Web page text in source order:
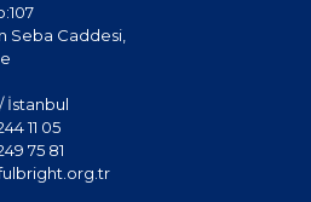
Seba Caddesi,
İstanbul
11 05
75 81